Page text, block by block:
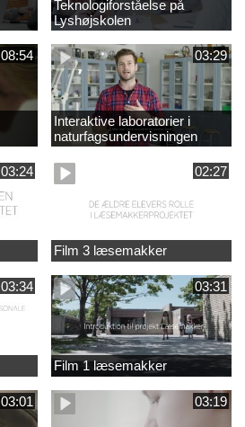
Teknologiforståelse på
Lyshøjskolen
08:54 03:29
Interaktive laboratorier i
naturfagsundervisningen
03:24 02:27
Film 3 læsemakker
03:34 03:31
Film 1 læsemakker
03:01 03:19